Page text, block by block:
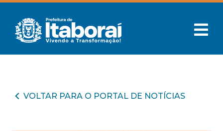
VOLTAR PARA O PORTAL DE NOTÍCIAS